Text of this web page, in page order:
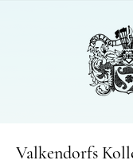
Valkendorfs